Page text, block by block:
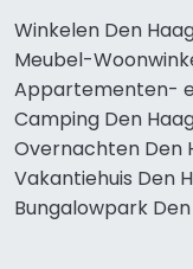
Winkelen Den
Meubel-
Appartementen-
Camping Den
Overnachten Den
Vakantiehuis Den
Bungalowpark